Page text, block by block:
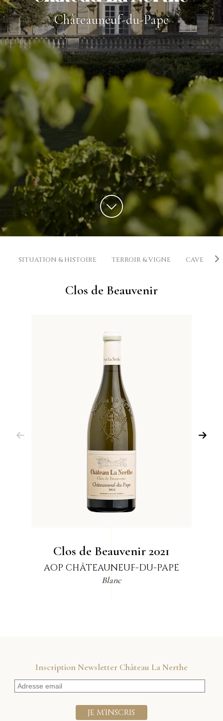
Châteauneuf-du-Pape
SITUATION & HISTOIRE TERROIR & VIGNE CAVE
Clos de Beauvenir
Clos de Beauvenir2021
AOP CHÂTEAUNEUF-DU-PAPE
Blanc
Inscription Newsletter Château La Nerthe